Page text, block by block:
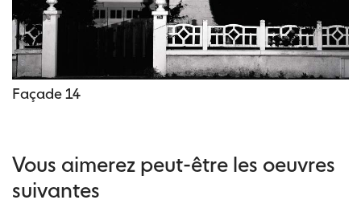
Façade 14
Vous aimerez peut-être les oeuvres
suivantes